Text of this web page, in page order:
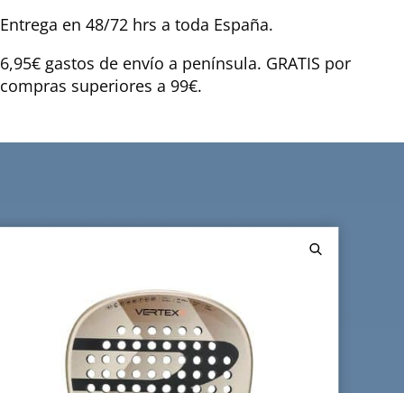
Entrega en 48/72 hrs a toda España.
6,95€ gastos de envío a península. GRATIS por
compras superiores a 99€.